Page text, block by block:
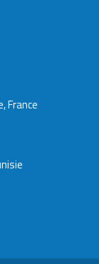
France